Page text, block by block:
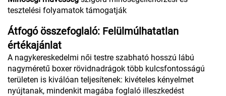
tesztelési folyamatok támogatják
Átfogó összefoglaló: Felülmúlhatatlan
értékajánlat
A nagykereskedelmi női testre szabható hosszú lábú
nagyméretű boxer rövidnadrágok több kulcsfontosságú
területen is kiválóan teljesítenek: kivételes kényelmet
nyújtanak, mindenkit magába foglaló illeszkedést